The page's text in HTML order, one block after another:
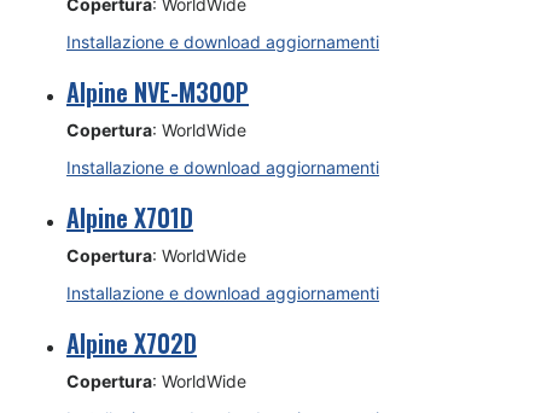
Copertura: WorldWide
Installazione e download aggiornamenti
Alpine NVE-M300P
Copertura: WorldWide
Installazione e download aggiornamenti
Alpine X701D
Copertura: WorldWide
Installazione e download aggiornamenti
Alpine X702D
Copertura: WorldWide